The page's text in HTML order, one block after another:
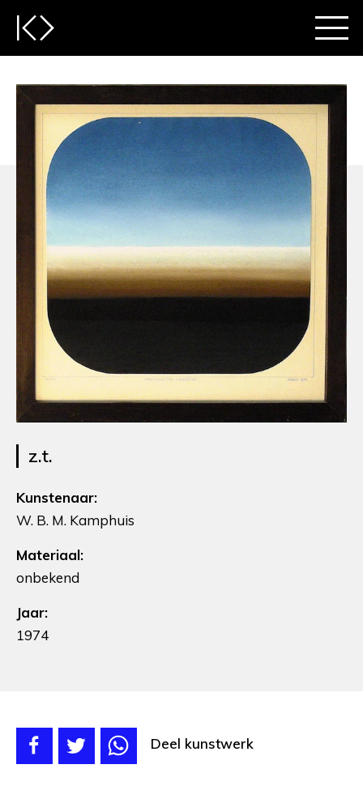
z.t.
Kunstenaar:
W. B. M. Kamphuis
Materiaal:
onbekend
Jaar:
1974
Deel kunstwerk